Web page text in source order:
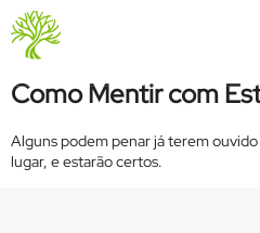
Tag:
Como Mentir com
Alguns podem penar já terem
lugar, e estarão certos.